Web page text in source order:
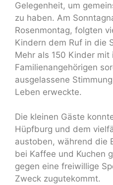
Gelegenheit, um
zu haben. Am
Rosenmontag, folgten
Kindern dem Ruf in die
Mehr als 150 Kinder mit
Familienangehörigen
ausgelassene
Leben erweckte.
Die kleinen Gäste
Hüpfburg und dem
austoben, während die
bei Kaffee und Kuchen
gegen eine freiwillige
Zweck zugutekommt.